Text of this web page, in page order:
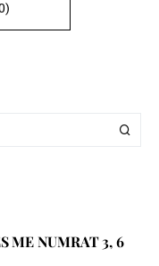
ME NUMRAT 3, 6